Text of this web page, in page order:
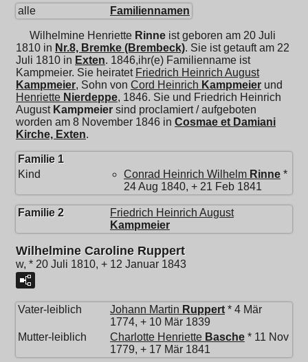
alle Familiennamen
Wilhelmine Henriette Rinne ist geboren am 20 Juli
1810 in Nr.8, Bremke (Brembeck). Sie ist getauft am 22
Juli 1810 in Exten. 1846,ihr(e) Familienname ist
Kampmeier. Sie heiratet Friedrich Heinrich August
Kampmeier, Sohn von Cord Heinrich Kampmeier und
Henriette Nierdeppe, 1846. Sie und Friedrich Heinrich
August Kampmeier sind proclamiert / aufgeboten
worden am 8 November 1846 in Cosmae et Damiani
Kirche, Exten.
Familie 1
Kind
Conrad Heinrich Wilhelm Rinne *
24 Aug 1840, + 21 Feb 1841
Familie 2
Friedrich Heinrich August
Kampmeier
Wilhelmine Caroline Ruppert
w, * 20 Juli 1810, + 12 Januar 1843
Vater-leiblich Johann Martin Ruppert * 4 Mär
1774, + 10 Mär 1839
Mutter-leiblich
Charlotte Henriette Basche * 11 Nov
1779, + 17 Mär 1841